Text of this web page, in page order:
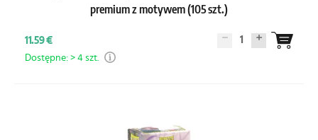
premium z motywem (105 szt.)
11.59 € 1
Dostępne: > 4 szt.